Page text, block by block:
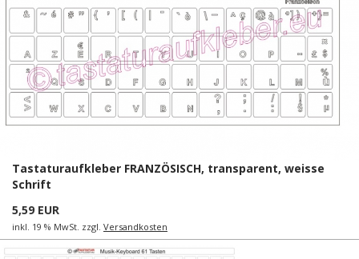
Tastaturaufkleber FRANZÖSISCH, transparent, weisse
Schrift
5,59 EUR
inkl. 19 % MwSt. zzgl. Versandkosten